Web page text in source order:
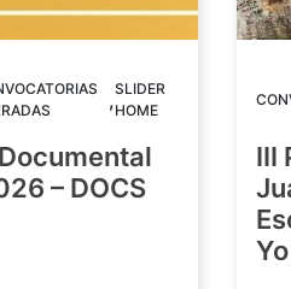
,SLIDER
HOME
– DOCS
III